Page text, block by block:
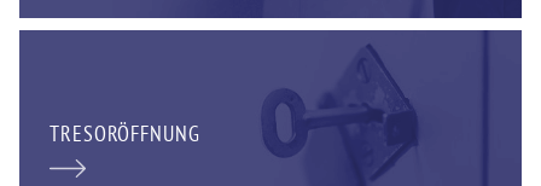
TRESORÖFFNUNG